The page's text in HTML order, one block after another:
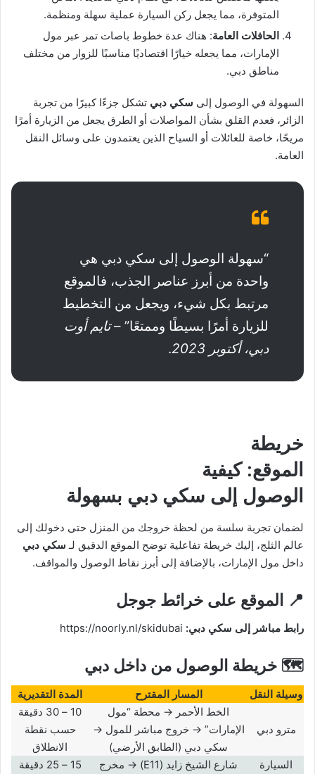
المتوفرة، مما يجعل ركن السيارة عملية سهلة ومنظمة.
الحافلات العامة: هناك عدة خطوط باصات تمر عبر مول
الإمارات، مما يجعله خيارًا اقتصاديًا مناسبًا للزوار من مختلف
مناطق دبي.
السهولة في الوصول إلى سكي دبي تشكل جزءًا كبيرًا من تجربة
الزائر، فعدم القلق بشأن المواصلات أو الطرق يجعل من الزيارة أمرًا
مريحًا، خاصة للعائلات أو السياح الذين يعتمدون على وسائل النقل
العامة.
“سهولة الوصول إلى سكي دبي هي
واحدة من أبرز عناصر الجذب، فالموقع
مرتبط بكل شيء، ويجعل من التخطيط
للزيارة أمرًا بسيطًا وممتعًا” –تايم أوت
دبي، أكتوبر 2023
.
خريطة
الموقع: كيفية
الوصول إلى سكي دبي بسهولة
لضمان تجربة سلسة من لحظة خروجك من المنزل حتى دخولك إلى
عالم الثلج، إليك خريطة تفاعلية توضح الموقع الدقيق لـ سكي دبي
داخل مول الإمارات، بالإضافة إلى أبرز نقاط الوصول والمواقف.
📍 الموقع على خرائط جوجل
رابط مباشر إلى سكي دبي:
🗺️ خريطة الوصول من داخل دبي
وسيلة النقل المسار المقترح المدة التقديرية
مترو دبي
الخط الأحمر → محطة “مول
الإمارات” → خروج مباشر للمول →
سكي دبي (الطابق الأرضي)
10 – 30 دقيقة
حسب نقطة
الانطلاق
السيارة
شارع الشيخ زايد (E11) → مخرج
15 – 25 دقيقة